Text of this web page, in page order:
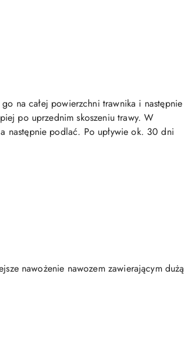
na całej powierzchni trawnika i następnie
po uprzednim skoszeniu trawy. W
następnie podlać. Po upływie ok. 30 dni
nawożenie nawozem zawierającym dużą